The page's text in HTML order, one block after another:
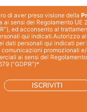
di aver preso visione della
ai sensi del Regolamento UE
ed acconsento al
qui indicati.Autorizzo
dati personali qui indicati per
comunicazioni promozionali
ai sensi del
(“GDPR”)*